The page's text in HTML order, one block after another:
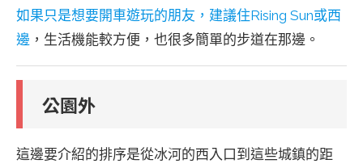
如果只是想要開車遊玩的朋友，建議住Rising Sun或西
邊 ，生活機能較方便，也很多簡單的步道在那邊。
公園外
這邊要介紹的排序是從冰河的西入口到這些城鎮的距